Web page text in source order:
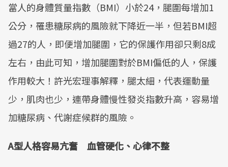
Mute
當人的身體質量指數（BMI）小於24，腿圍每增加1
公分，罹患糖尿病的風險就下降近一半，但若BMI超
過27的人，即便增加腿圍，它的保護作用卻只剩8成
左右，由此可知，增加腿圍對於BMI偏低的人，保護
作用較大！許光宏理事解釋，腿太細，代表運動量
少，肌肉也少，連帶身體慢性發炎指數升高，容易增
加糖尿病、代謝症候群的風險。
A型人格容易亢奮 血管硬化、心律不整